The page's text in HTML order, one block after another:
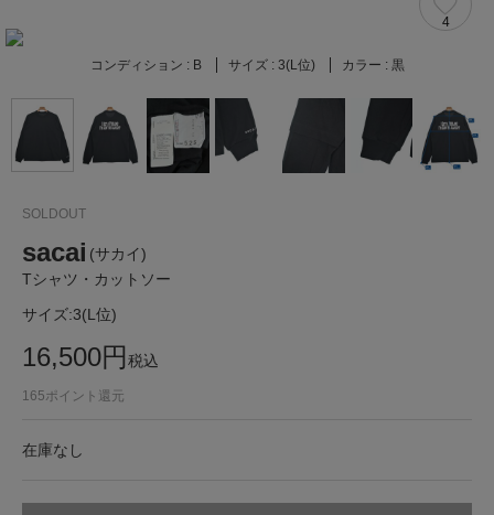
4
コンディション : B サイズ : 3(L位) カラー : 黒
SOLDOUT
sacai (サカイ)
Tシャツ・カットソー
サイズ:3(L位)
16,500円税込
165ポイント還元
在庫なし